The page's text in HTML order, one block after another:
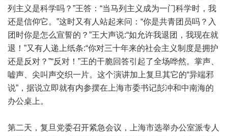
列主义是科学吗？”王答：“当马列主义成为一门科学时，我
还是信仰它。”这时又有人站起来问：“你是共青团员吗？入
团时你是怎么宣誓的？”王大声说:“如允许我退团，我现在就
退！”又有人递上纸条:“你对三十年来的社会主义制度是拥护
还是反对？”“反对！”王的干脆回答引起了全场哗然。掌声、
嘘声、尖叫声交织一片。这个演讲加上复旦其它的“异端邪
说”，据说立即就有内参摆在上海市委书记彭冲和中南海的
办公桌上。
第二天，复旦党委召开紧急会议，上海市选举办公室派专人